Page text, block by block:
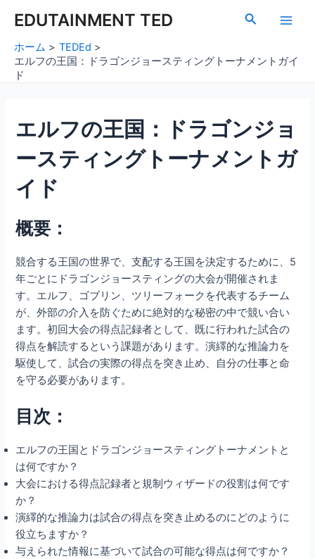
EDUTAINMENT TED
検
Main
ホーム
TEDEd
エルフの王国：ドラゴンジョースティングトーナメントガイ
ド
エルフの王国：ドラゴンジョ
ースティングトーナメントガ
イド
概要：
競合する王国の世界で、支配する王国を決定するために、5
年ごとにドラゴンジョースティングの大会が開催されま
す。エルフ、ゴブリン、ツリーフォークを代表するチーム
が、外部の介入を防ぐために絶対的な秘密の中で競い合い
ます。初回大会の得点記録者として、既に行われた試合の
得点を解読するという課題があります。演繹的な推論力を
駆使して、試合の実際の得点を突き止め、自分の仕事と命
を守る必要があります。
目次：
エルフの王国とドラゴンジョースティングトーナメントと
は何ですか？
大会における得点記録者と規制ウィザードの役割は何です
か？
演繹的な推論力は試合の得点を突き止めるのにどのように
役立ちますか？
与えられた情報に基づいて試合の可能な得点は何ですか？
navigation